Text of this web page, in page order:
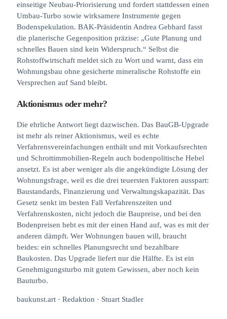
einseitige Neubau-Priorisierung und fordert stattdessen einen
Umbau-Turbo sowie wirksamere Instrumente gegen
Bodenspekulation. BAK-Präsidentin Andrea Gebhard fasst
die planerische Gegenposition präzise: „Gute Planung und
schnelles Bauen sind kein Widerspruch.“ Selbst die
Rohstoffwirtschaft meldet sich zu Wort und warnt, dass ein
Wohnungsbau ohne gesicherte mineralische Rohstoffe ein
Versprechen auf Sand bleibt.
Aktionismus oder mehr?
Die ehrliche Antwort liegt dazwischen. Das BauGB-Upgrade
ist mehr als reiner Aktionismus, weil es echte
Verfahrensvereinfachungen enthält und mit Vorkaufsrechten
und Schrottimmobilien-Regeln auch bodenpolitische Hebel
ansetzt. Es ist aber weniger als die angekündigte Lösung der
Wohnungsfrage, weil es die drei teuersten Faktoren ausspart:
Baustandards, Finanzierung und Verwaltungskapazität. Das
Gesetz senkt im besten Fall Verfahrenszeiten und
Verfahrenskosten, nicht jedoch die Baupreise, und bei den
Bodenpreisen hebt es mit der einen Hand auf, was es mit der
anderen dämpft. Wer Wohnungen bauen will, braucht
beides: ein schnelles Planungsrecht und bezahlbare
Baukosten. Das Upgrade liefert nur die Hälfte. Es ist ein
Genehmigungsturbo mit gutem Gewissen, aber noch kein
Bauturbo.
baukunst.art · Redaktion · Stuart Stadler